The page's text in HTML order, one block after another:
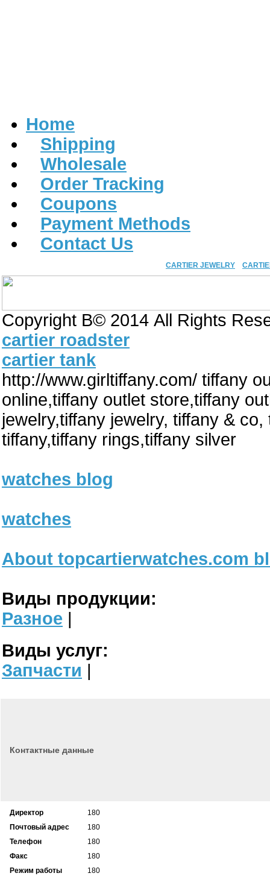
Home
Shipping
Wholesale
Order Tracking
Coupons
Payment Methods
Contact Us
CARTIER JEWELRY
Copyright В© 2014 All Rights
cartier roadster
cartier tank
http://www.girltiffany.com/ tiffany
online,tiffany outlet store,tiffany
jewelry,tiffany jewelry, tiffany &
tiffany,tiffany rings,tiffany silver
watches blog
watches
About topcartierwatches.com
Виды продукции:
Разное
Виды услуг:
Запчасти
Контактные данные
Директор
180
Почтовый адрес
180
Телефон
180
Факс
180
Режим работы
180